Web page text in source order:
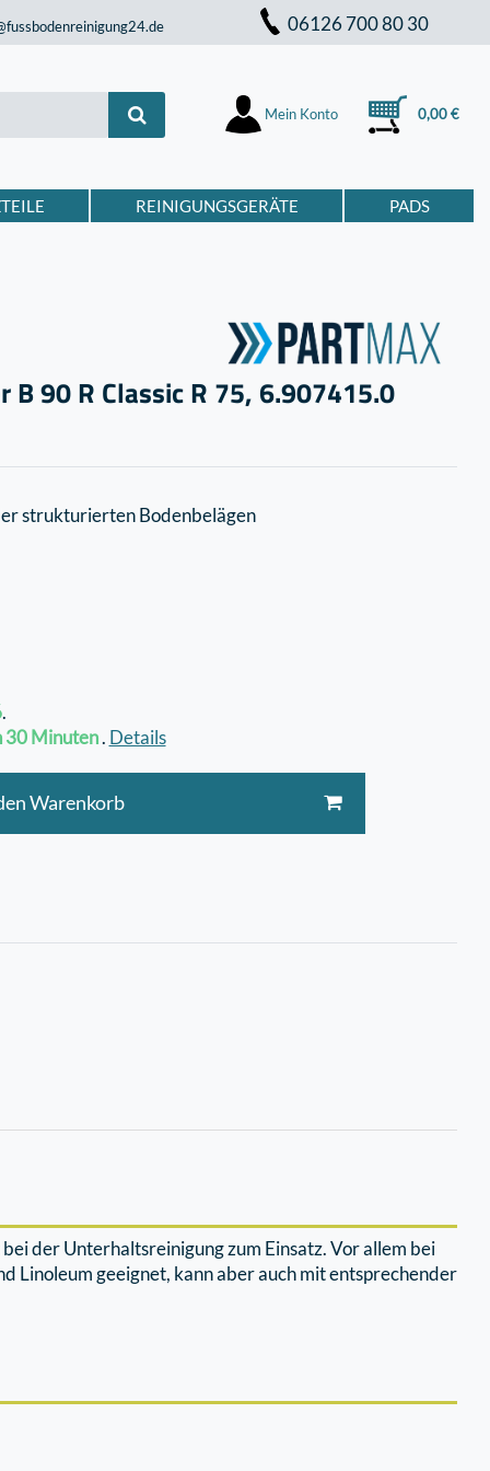
06126 700 80 30
Mein Konto 0,00 €
REINIGUNGSGERÄTE PADS
90 R Classic R 75, 6.907­415.0
strukturierten Bodenbelägen
.
30 Minuten. Details
Warenkorb
der Unterhaltsreinigung zum Einsatz. Vor allem bei
Linoleum geeignet, kann aber auch mit entsprechender